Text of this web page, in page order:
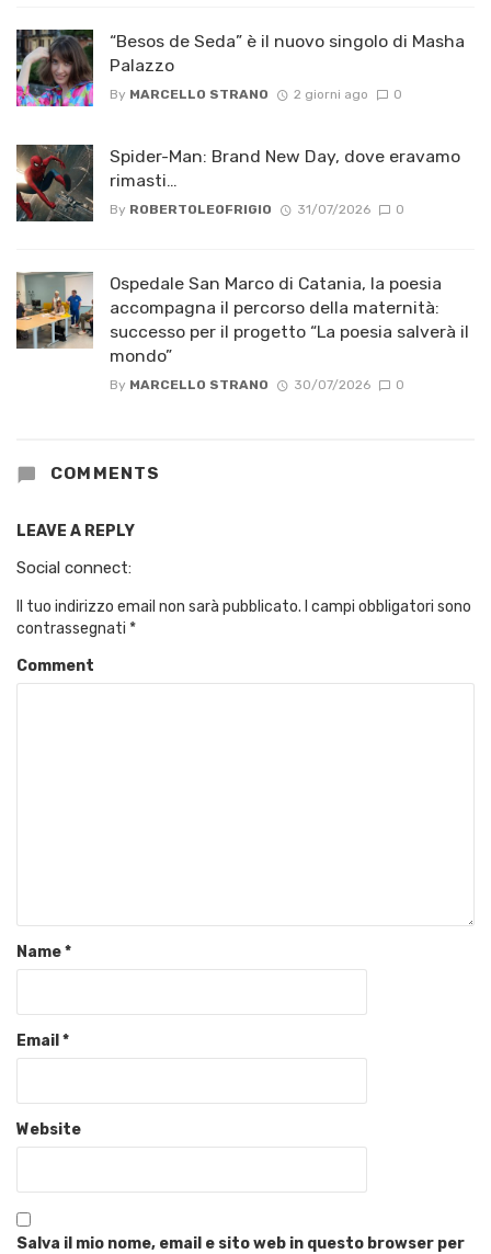
“Besos de Seda” è il nuovo singolo di Masha
Palazzo
By MARCELLO STRANO 2 giorni ago 0
Spider-Man: Brand New Day, dove eravamo
rimasti…
By ROBERTOLEOFRIGIO 31/07/2026 0
Ospedale San Marco di Catania, la poesia
accompagna il percorso della maternità:
successo per il progetto “La poesia salverà il
mondo”
By MARCELLO STRANO 30/07/2026 0
COMMENTS
LEAVE A REPLY
Social connect:
Il tuo indirizzo email non sarà pubblicato. I campi obbligatori sono
contrassegnati *
Comment
Name*
Email *
Website
Salva il mio nome, email e sito web in questo browser per